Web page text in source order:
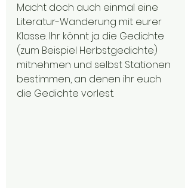
Macht doch auch einmal eine
Literatur-Wanderung mit eurer
Klasse. Ihr könnt ja die Gedichte
(zum Beispiel Herbstgedichte)
mitnehmen und selbst Stationen
bestimmen, an denen ihr euch
die Gedichte vorlest.